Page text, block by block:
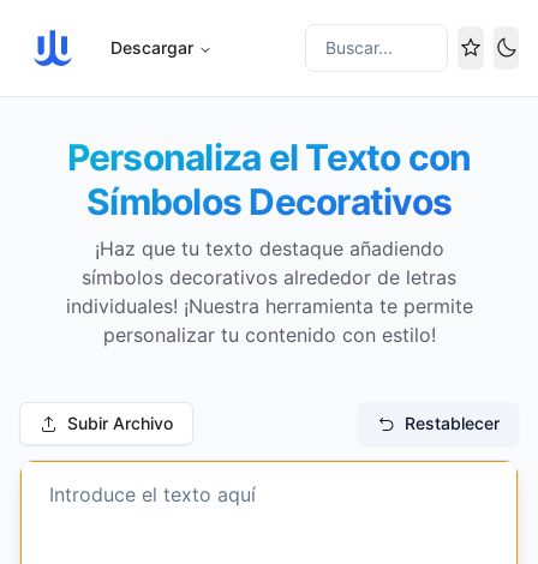
Descargar Buscar...
Personaliza el Texto con
Símbolos Decorativos
¡Haz que tu texto destaque añadiendo
símbolos decorativos alrededor de letras
individuales! ¡Nuestra herramienta te permite
personalizar tu contenido con estilo!
Subir Archivo Restablecer